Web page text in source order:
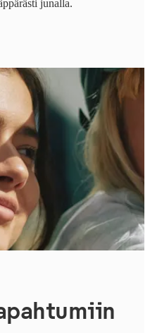
junalla.